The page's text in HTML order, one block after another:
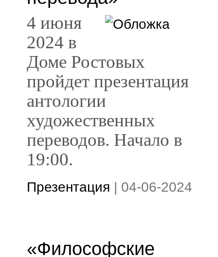
4 июня
2024 в
Доме Ростовых
пройдет презентация
антологии
художественных
переводов. Начало в
19:00.
Презентация | 04-06-2024
«Философские